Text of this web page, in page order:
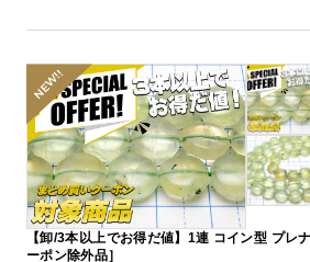
【卸/3本以上でお得だ値】1連 コイン型 プレ
ーポン除外品］